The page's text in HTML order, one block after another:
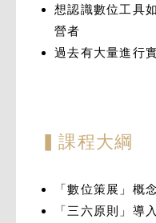
想認識數位工具
營者
過去有大量進行
▍課程大綱
「數位策展」概
「三六原則」導